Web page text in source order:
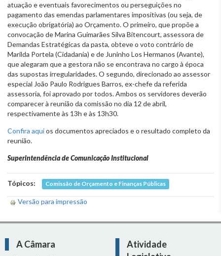
atuação e eventuais favorecimentos ou perseguições no
pagamento das emendas parlamentares impositivas (ou seja, de
execução obrigatória) ao Orçamento. O primeiro, que propõe a
convocação de Marina Guimarães Silva Bitencourt, assessora de
Demandas Estratégicas da pasta, obteve o voto contrário de
Marilda Portela (Cidadania) e de Juninho Los Hermanos (Avante),
que alegaram que a gestora não se encontrava no cargo à época
das supostas irregularidades. O segundo, direcionado ao assessor
especial João Paulo Rodrigues Barros, ex-chefe da referida
assessoria, foi aprovado por todos. Ambos os servidores deverão
comparecer à reunião da comissão no dia 12 de abril,
respectivamente às 13h e às 13h30.
Confira aquios documentos apreciados e o resultado completo da
reunião.
Superintendência de Comunicação Institucional
Tópicos: Comissão de Orçamento e Finanças Públicas
Versão para impressão
A Câmara
Atividade